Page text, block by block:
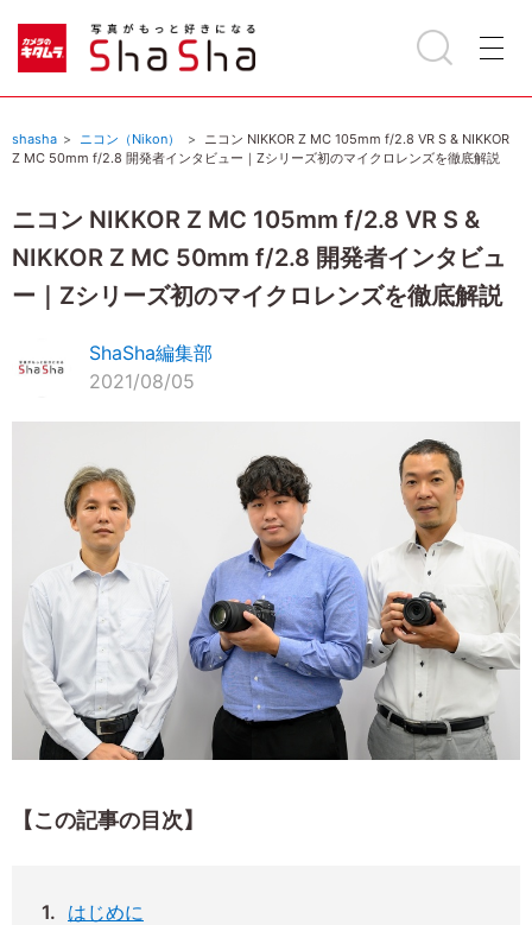
shasha ニコン（Nikon）
ニコン NIKKOR Z MC 105mm f/2.8 VR S & NIKKOR
Z MC 50mm f/2.8 開発者インタビュー｜Zシリーズ初のマイクロレンズを徹底解説
ニコン NIKKOR Z MC 105mm f/2.8 VR S &
NIKKOR Z MC 50mm f/2.8 開発者インタビュ
ー｜Zシリーズ初のマイクロレンズを徹底解説
ShaSha編集部
2021/08/05
【この記事の目次】
はじめに